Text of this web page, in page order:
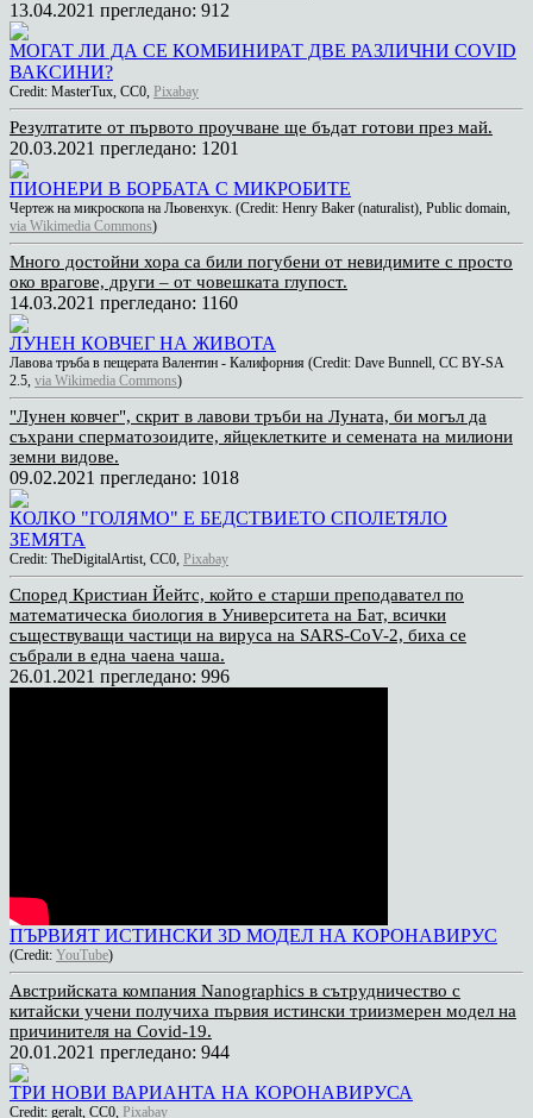
13.04.2021 прегледано: 912
МОГАТ ЛИ ДА СЕ КОМБИНИРАТ ДВЕ РАЗЛИЧНИ COVID
ВАКСИНИ?
Credit: MasterTux, CC0, Pixabay
Резултатите от първото проучване ще бъдат готови през май.
20.03.2021 прегледано: 1201
ПИОНЕРИ В БОРБАТА С МИКРОБИТЕ
Чертеж на микроскопа на Льовенхук. (Credit: Henry Baker (naturalist), Public domain,
via Wikimedia Commons)
Много достойни хора са били погубени от невидимите с просто
око врагове, други – от човешката глупост.
14.03.2021 прегледано: 1160
ЛУНЕН КОВЧЕГ НА ЖИВОТА
Лавова тръба в пещерата Валентин - Калифорния (Credit: Dave Bunnell, CC BY-SA
2.5, via Wikimedia Commons)
"Лунен ковчег", скрит в лавови тръби на Луната, би могъл да
съхрани сперматозоидите, яйцеклетките и семената на милиони
земни видове.
09.02.2021 прегледано: 1018
КОЛКО "ГОЛЯМО" Е БЕДСТВИЕТО СПОЛЕТЯЛО
ЗЕМЯТА
Credit: TheDigitalArtist, CC0, Pixabay
Според Кристиан Йейтс, който е старши преподавател по
математическа биология в Университета на Бат, всички
съществуващи частици на вируса на SARS-CoV-2, биха се
събрали в една чаена чаша.
26.01.2021 прегледано: 996
ПЪРВИЯТ ИСТИНСКИ 3D МОДЕЛ НА КОРОНАВИРУС
(Credit: YouTube)
Австрийската компания Nanographics в сътрудничество с
китайски учени получиха първия истински триизмерен модел на
причинителя на Covid-19.
20.01.2021 прегледано: 944
ТРИ НОВИ ВАРИАНТА НА КОРОНАВИРУСА
Credit: geralt, CC0, Pixabay